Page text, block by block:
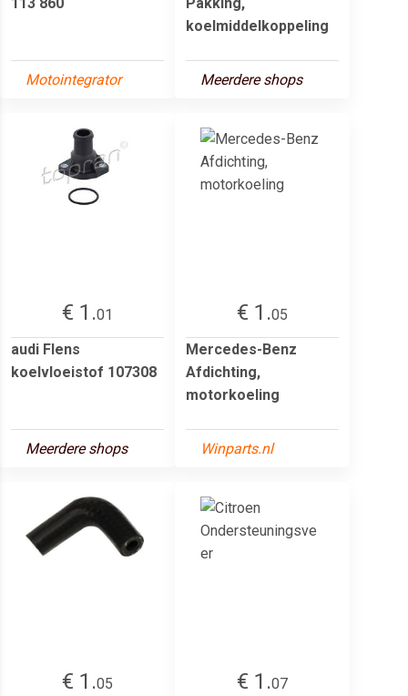
Motointegrator
koelmiddelkoppeling
Meerdere shops
€ 1.01
audi Flens
koelvloeistof 107308
Meerdere shops
€ 1.05
Mercedes-Benz
Afdichting,
motorkoeling
Winparts.nl
€ 1.05
€ 1.07